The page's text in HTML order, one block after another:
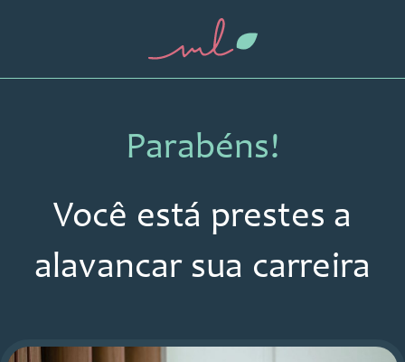
Parabéns!
Você está prestes a
alavancar sua carreira